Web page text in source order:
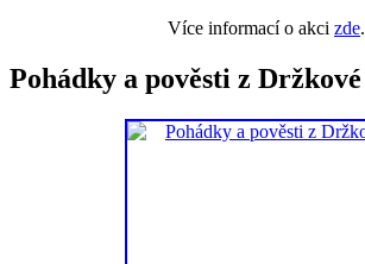
Více informací o akci zde.
Pohádky a pověsti z Držkové